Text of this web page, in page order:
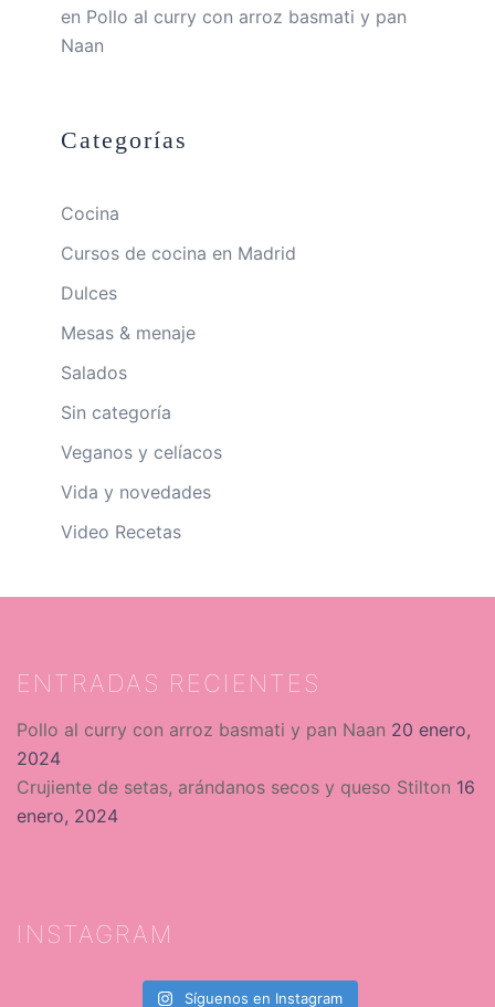
en Pollo al curry con arroz basmati y pan
Naan
Categorías
Cocina
Cursos de cocina en Madrid
Dulces
Mesas & menaje
Salados
Sin categoría
Veganos y celíacos
Vida y novedades
Video Recetas
ENTRADAS RECIENTES
Pollo al curry con arroz basmati y pan Naan 20 enero,
2024
Crujiente de setas, arándanos secos y queso Stilton 16
enero, 2024
INSTAGRAM
Síguenos en Instagram